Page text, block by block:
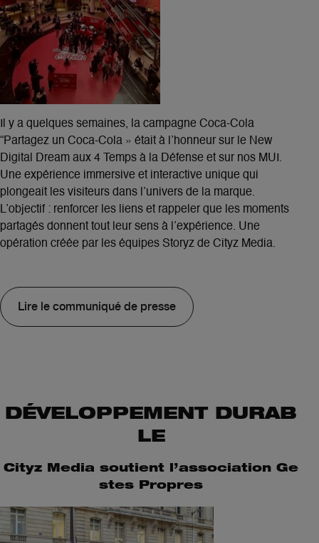
Il y a quelques semaines, la campagne Coca-Cola
“Partagez un Coca-Cola » était à l’honneur sur le New
Digital Dream aux 4 Temps à la Défense et sur nos MUI.
Une expérience immersive et interactive unique qui
plongeait les visiteurs dans l’univers de la marque.
L’objectif : renforcer les liens et rappeler que les moments
partagés donnent tout leur sens à l’expérience. Une
opération créée par les équipes Storyz de Cityz Media.
Lire le communiqué de presse
DÉVELOPPEMENT DURAB
LE
Cityz Media soutient l’association Ge
stes Propres